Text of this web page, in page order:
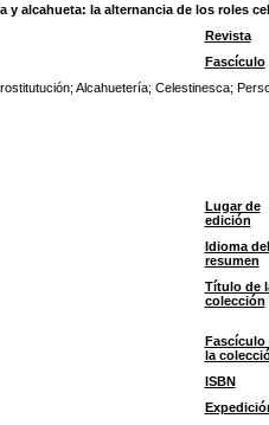
y alcahueta: la alternancia de los roles
Revista
Fascículo
; Alcahuetería; Celestinesca;
Lugar de
edición
Idioma del
resumen
Título de
colección
Fascículo
la
ISBN